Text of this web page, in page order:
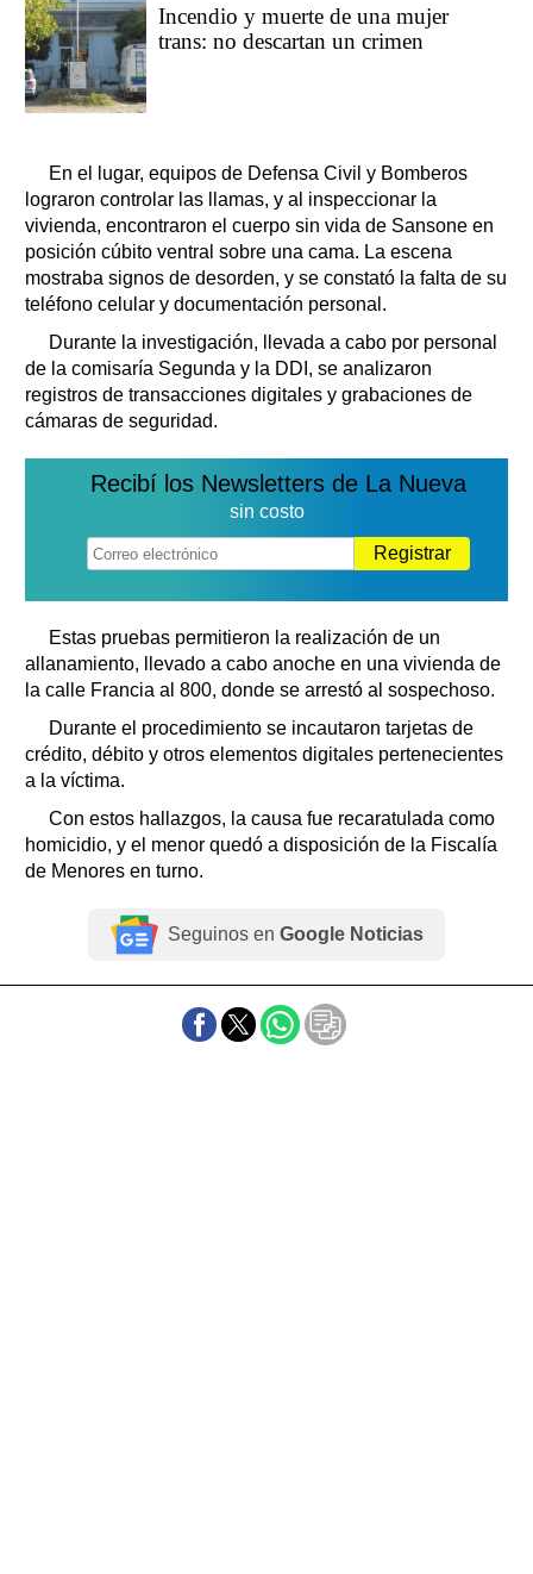
Incendio y muerte de una mujer
trans: no descartan un crimen
En el lugar, equipos de Defensa Civil y Bomberos
lograron controlar las llamas, y al inspeccionar la
vivienda, encontraron el cuerpo sin vida de Sansone en
posición cúbito ventral sobre una cama. La escena
mostraba signos de desorden, y se constató la falta de su
teléfono celular y documentación personal.
Durante la investigación, llevada a cabo por personal
de la comisaría Segunda y la DDI, se analizaron
registros de transacciones digitales y grabaciones de
cámaras de seguridad.
Recibí los Newsletters de La Nueva
sin costo
Registrar
Estas pruebas permitieron la realización de un
allanamiento, llevado a cabo anoche en una vivienda de
la calle Francia al 800, donde se arrestó al sospechoso.
Durante el procedimiento se incautaron tarjetas de
crédito, débito y otros elementos digitales pertenecientes
a la víctima.
Con estos hallazgos, la causa fue recaratulada como
homicidio, y el menor quedó a disposición de la Fiscalía
de Menores en turno.
Seguinos en Google Noticias